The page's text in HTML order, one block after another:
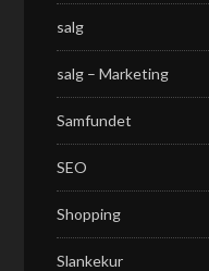
salg
salg – Marketing
Samfundet
SEO
Shopping
Slankekur